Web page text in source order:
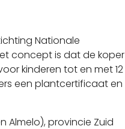
Nationale
concept is dat de koper
kinderen tot en met 12
een plantcertificaat en
Almelo), provincie Zuid